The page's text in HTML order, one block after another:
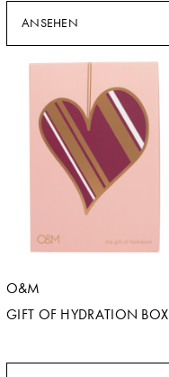
ANSEHEN
O&M
GIFT OF HYDRATION BOX